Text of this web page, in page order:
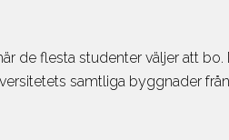
Om ämnet
de flesta studenter väljer att
samtliga byggnader